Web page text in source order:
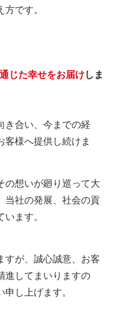
です。
じた幸せをお届けしま
き合い、今までの経
客様へ提供し続けま
の想いが廻り巡って大
当社の発展、社会の貢
ます。
すが、誠心誠意、お客
進してまいりますの
し上げます。